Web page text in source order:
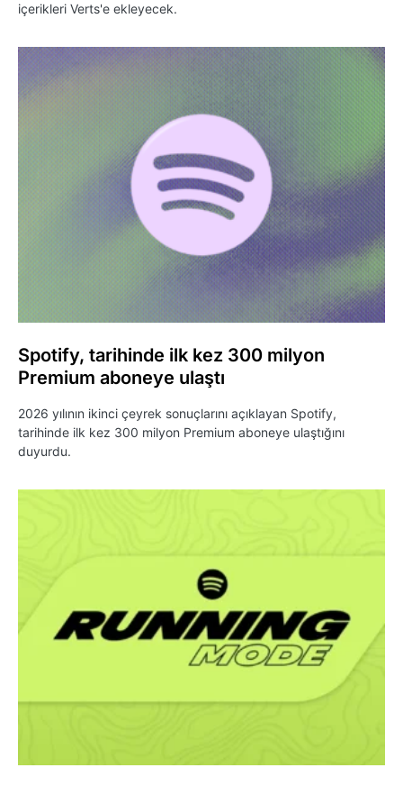
içerikleri Verts'e ekleyecek.
Spotify, tarihinde ilk kez 300 milyon
Premium aboneye ulaştı
2026 yılının ikinci çeyrek sonuçlarını açıklayan Spotify,
tarihinde ilk kez 300 milyon Premium aboneye ulaştığını
duyurdu.